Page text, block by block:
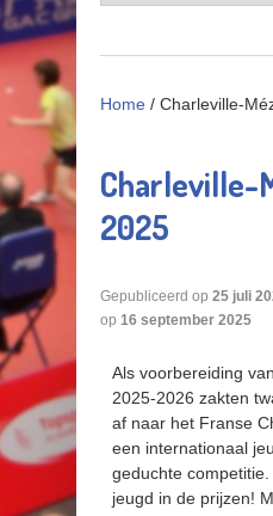
Home / Charleville-
Charleville-
2025
Gepubliceerd op 25 juli
op 16 september 2025
Als voorbereiding
2025-2026 zakten
af naar het Franse
een internationaal
geduchte
jeugd in de prijzen!